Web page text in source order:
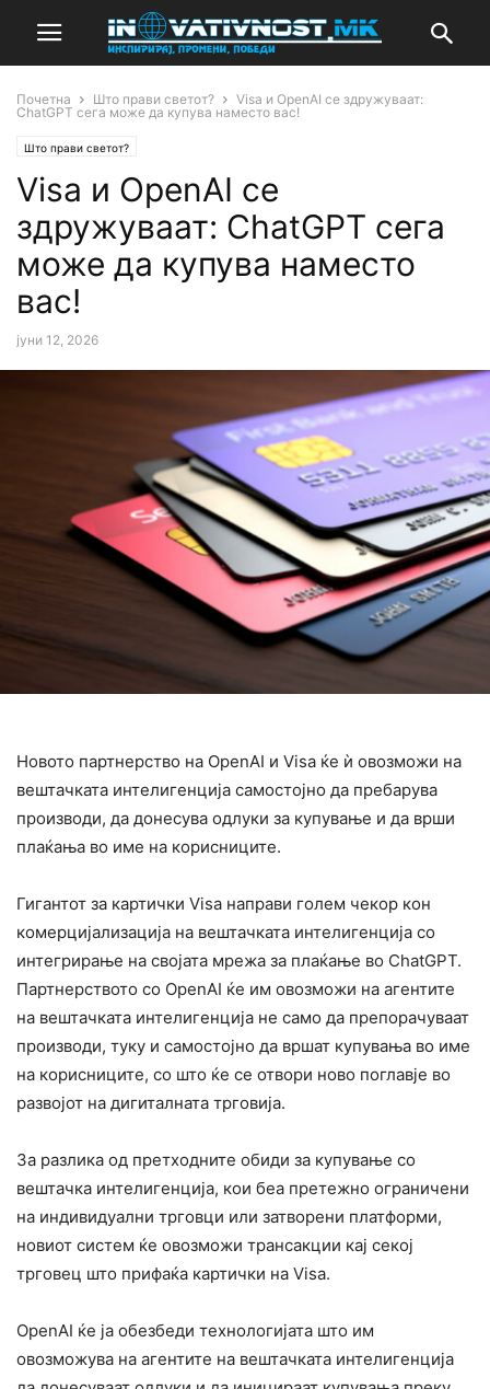
Почетна Што прави светот?
Visa и OpenAI се здружуваат:
ChatGPT сега може да купува наместо вас!
Што прави светот?
Visa и OpenAI се
здружуваат: ChatGPT сега
може да купува наместо
вас!
јуни 12, 2026
Новото партнерство на OpenAI и Visa ќе ѝ овозможи на
вештачката интелигенција самостојно да пребарува
производи, да донесува одлуки за купување и да врши
плаќања во име на корисниците.
Гигантот за картички Visa направи голем чекор кон
комерцијализација на вештачката интелигенција со
интегрирање на својата мрежа за плаќање во ChatGPT.
Партнерството со OpenAI ќе им овозможи на агентите
на вештачката интелигенција не само да препорачуваат
производи, туку и самостојно да вршат купувања во име
на корисниците, со што ќе се отвори ново поглавје во
развојот на дигиталната трговија.
За разлика од претходните обиди за купување со
вештачка интелигенција, кои беа претежно ограничени
на индивидуални трговци или затворени платформи,
новиот систем ќе овозможи трансакции кај секој
трговец што прифаќа картички на Visa.
OpenAI ќе ја обезбеди технологијата што им
овозможува на агентите на вештачката интелигенција